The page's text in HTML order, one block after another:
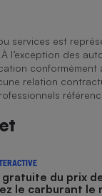
services est
l’exception des
conformément
relation
du prix
le carburant le